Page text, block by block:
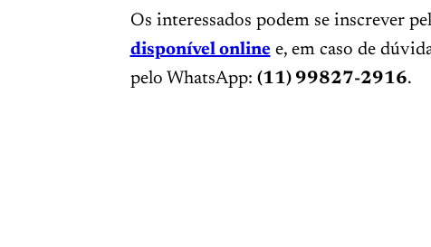
Os interessados podem se inscrever
disponível onlinee, em caso de
pelo WhatsApp: (11) 99827-2916.